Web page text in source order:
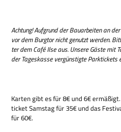
Ach­tung! Auf­grund der Bau­ar­bei­ten an
vor dem Burg­tor nicht genutzt wer­den.
ter dem Café Ilse aus. Unsere Gäste mit
der Tages­kasse ver­gün­stigte Park­tickets
Kar­ten gibt es für 8€ und 6€
ticket Sams­tag für 35€ und das
für 60€.